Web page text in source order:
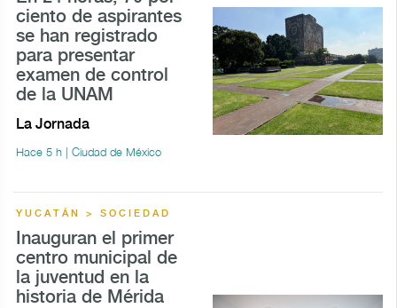
ciento de aspirantes
se han registrado
para presentar
examen de control
de la UNAM
La Jornada
Hace 5 h | Ciudad de México
YUCATÁN > SOCIEDAD
Inauguran el primer
centro municipal de
la juventud en la
historia de Mérida